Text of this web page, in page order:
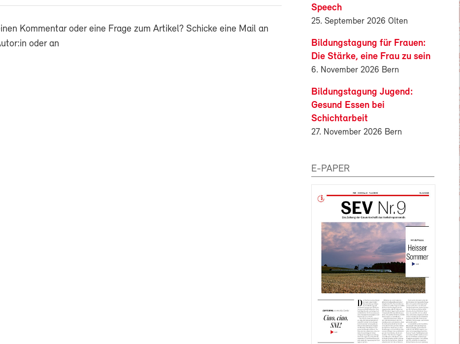
Kommentar oder eine Frage zum Artikel? Schicke eine Mail an
oder an
Speech
25. September 2026 Olten
Bildungstagung für Frauen:
Die Stärke, eine Frau zu sein
6. November 2026 Bern
Bildungstagung Jugend:
Gesund Essen bei
Schichtarbeit
27. November 2026 Bern
E-PAPER